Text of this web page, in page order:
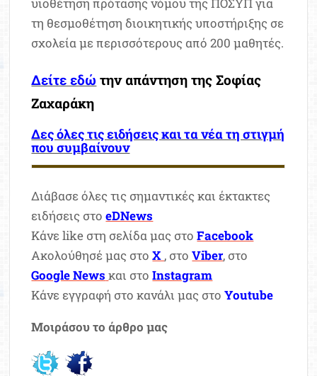
τη θεσμοθέτηση διοικητικής υποστήριξης σε
σχολεία με περισσότερους από 200 μαθητές.
Δείτε εδώ την απάντηση της Σοφίας
Ζαχαράκη
Δες όλες τις ειδήσεις και τα νέα τη στιγμή
που συμβαίνουν
Διάβασε όλες τις σημαντικές και έκτακτες
ειδήσεις στοeDNews
Κάνε like στη σελίδα μας στοFacebook
Ακολούθησέ μας στοX , στοViber, στο
Google News και στοInstagram
Κάνε εγγραφή στο κανάλι μας στοYoutube
Μοιράσου το άρθρο μας